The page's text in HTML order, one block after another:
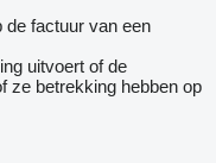
de factuur van een
uitvoert of de
ze betrekking hebben op